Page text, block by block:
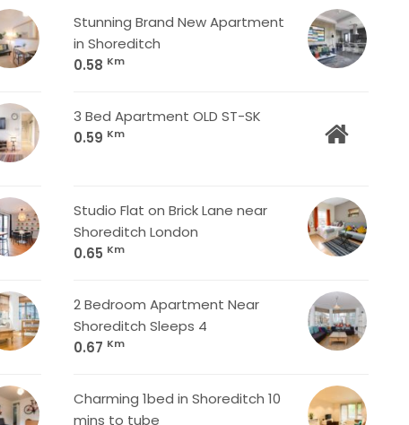
Stunning Brand New Apartment
in Shoreditch
0.58 Km
3 Bed Apartment OLD ST-SK
0.59 Km
Studio Flat on Brick Lane near
Shoreditch London
0.65 Km
2 Bedroom Apartment Near
Shoreditch Sleeps 4
0.67 Km
Charming 1bed in Shoreditch 10
mins to tube